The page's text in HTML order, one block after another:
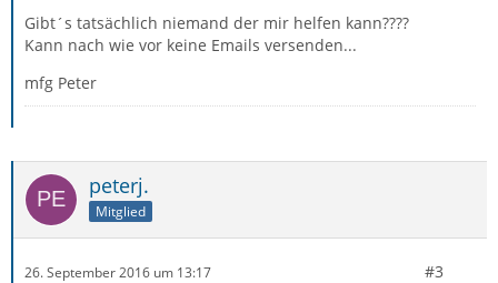
Gibt´s tatsächlich niemand der mir helfen kann????
Kann nach wie vor keine Emails versenden...
mfg Peter
peterj.
Mitglied
26. September 2016 um 13:17 #3